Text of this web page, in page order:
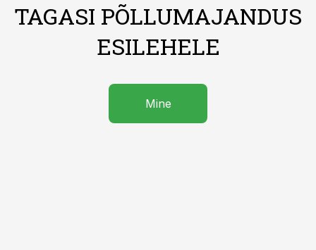
TAGASI PÕLLUMAJANDUS
ESILEHELE
Mine